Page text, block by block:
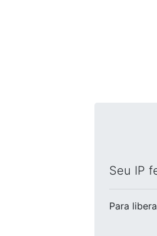
Seu IP
Para